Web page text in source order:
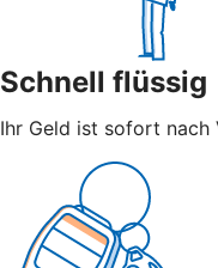
Schnell flüssig
Ihr Geld ist sofort nach